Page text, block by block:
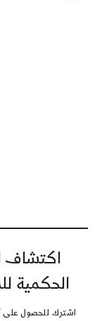
اكتشاف
الحكمية
اشترك للحصول على